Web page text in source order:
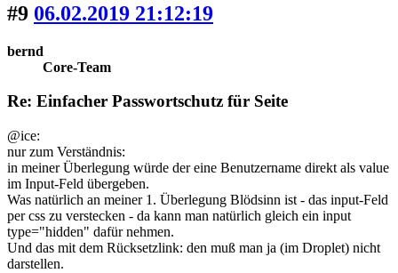
#9 06.02.2019 21:12:19
bernd
Core-Team
Re: Einfacher Passwortschutz für Seite
@ice:
nur zum Verständnis:
in meiner Überlegung würde der eine Benutzername direkt als value
im Input-Feld übergeben.
Was natürlich an meiner 1. Überlegung Blödsinn ist - das input-Feld
per css zu verstecken - da kann man natürlich gleich ein input
type="hidden" dafür nehmen.
Und das mit dem Rücksetzlink: den muß man ja (im Droplet) nicht
darstellen.